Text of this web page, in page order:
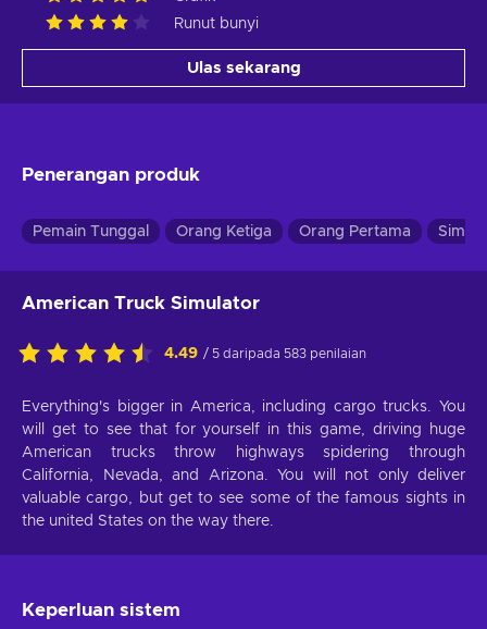
Runut bunyi
Ulas sekarang
Penerangan produk
Pemain Tunggal Orang Ketiga Orang Pertama
American Truck Simulator
4.49 / 5 daripada 583 penilaian
Everything's bigger in America, including cargo trucks. You
will get to see that for yourself in this game, driving huge
American trucks throw highways spidering through
California, Nevada, and Arizona. You will not only deliver
valuable cargo, but get to see some of the famous sights in
the united States on the way there.
Keperluan sistem